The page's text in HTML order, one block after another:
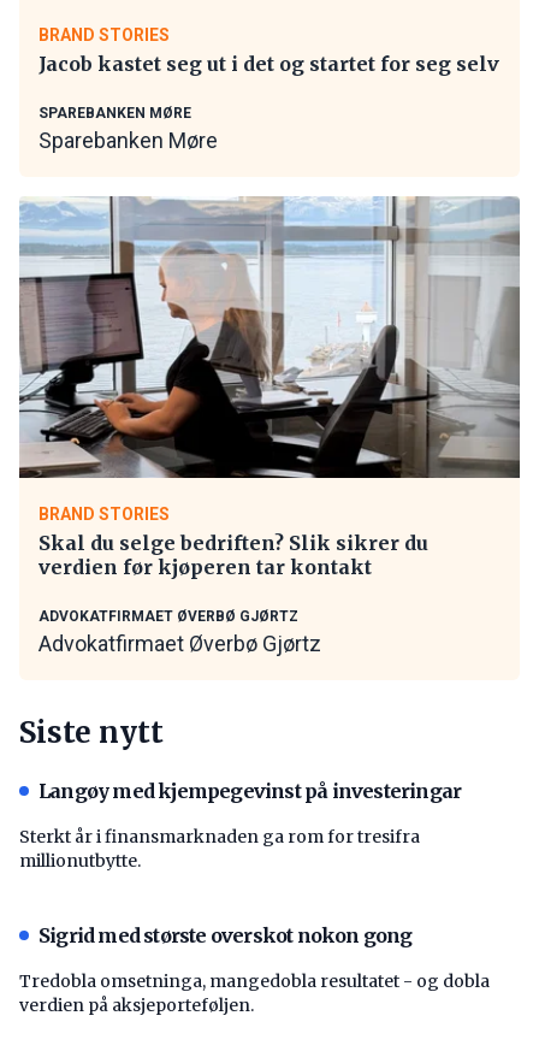
BRAND STORIES
Jacob kastet seg ut i det og startet for seg selv
SPAREBANKEN MØRE
Sparebanken Møre
BRAND STORIES
Skal du selge bedriften? Slik sikrer du
verdien før kjøperen tar kontakt
ADVOKATFIRMAET ØVERBØ GJØRTZ
Advokatfirmaet Øverbø Gjørtz
Siste nytt
Langøy med kjempegevinst på investeringar
Sterkt år i finansmarknaden ga rom for tresifra
millionutbytte.
Sigrid med største overskot nokon gong
Tredobla omsetninga, mangedobla resultatet - og dobla
verdien på aksjeporteføljen.